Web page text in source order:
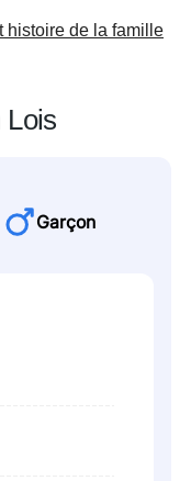
histoire de la famille
Lois
Garçon